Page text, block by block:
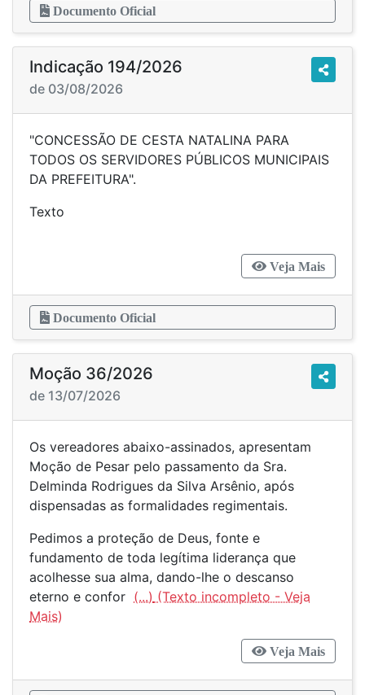
Documento Oficial
Indicação 194/2026
de 03/08/2026
"CONCESSÃO DE CESTA NATALINA PARA
TODOS OS SERVIDORES PÚBLICOS MUNICIPAIS
DA PREFEITURA".
Texto
Veja Mais
Documento Oficial
Moção 36/2026
de 13/07/2026
Os vereadores abaixo-assinados, apresentam
Moção de Pesar pelo passamento da Sra.
Delminda Rodrigues da Silva Arsênio, após
dispensadas as formalidades regimentais.
Pedimos a proteção de Deus, fonte e
fundamento de toda legítima liderança que
acolhesse sua alma, dando-lhe o descanso
eterno e confor (...)
Veja Mais